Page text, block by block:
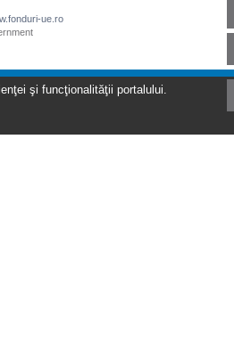
ue.ro
şi funcţionalităţii portalului.